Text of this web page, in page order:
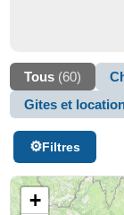
Tous (60)
Gites et
Filtres
+